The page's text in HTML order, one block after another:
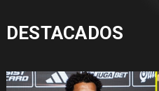
DESTACADOS